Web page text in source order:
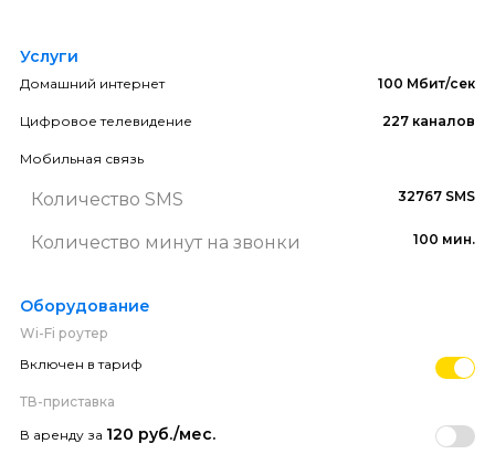
Услуги
Домашний интернет 100 Мбит/сек
Цифровое телевидение 227 каналов
Мобильная связь
Количество SMS 32767 SMS
Количество минут на звонки 100 мин.
Оборудование
Wi-Fi роутер
Включен в тариф
ТВ-приставка
В аренду за 120 руб./мес.